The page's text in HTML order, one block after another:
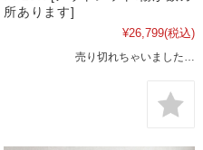
所あります]
¥26,799(税込)
売り切れちゃいました…